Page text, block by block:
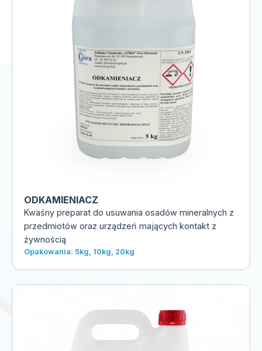
ODKAMIENIACZ
Kwaśny preparat do usuwania osadów mineralnych z
przedmiotów oraz urządzeń mających kontakt z
żywnością
Opakowania: 5kg, 10kg, 20kg